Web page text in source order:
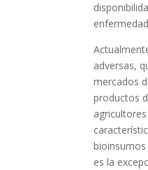
adversas,
mercados
productos
es la